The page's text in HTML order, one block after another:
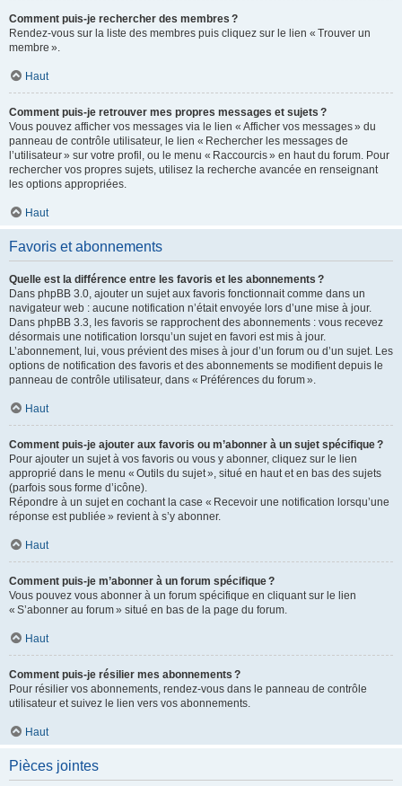
Comment puis-je rechercher des membres ?
Rendez-vous sur la liste des membres puis cliquez sur le lien « Trouver un
membre ».
Haut
Comment puis-je retrouver mes propres messages et sujets ?
Vous pouvez afficher vos messages via le lien « Afficher vos messages » du
panneau de contrôle utilisateur, le lien « Rechercher les messages de
l’utilisateur » sur votre profil, ou le menu « Raccourcis » en haut du forum. Pour
rechercher vos propres sujets, utilisez la recherche avancée en renseignant
les options appropriées.
Haut
Favoris et abonnements
Quelle est la différence entre les favoris et les abonnements ?
Dans phpBB 3.0, ajouter un sujet aux favoris fonctionnait comme dans un
navigateur web : aucune notification n’était envoyée lors d’une mise à jour.
Dans phpBB 3.3, les favoris se rapprochent des abonnements : vous recevez
désormais une notification lorsqu’un sujet en favori est mis à jour.
L’abonnement, lui, vous prévient des mises à jour d’un forum ou d’un sujet. Les
options de notification des favoris et des abonnements se modifient depuis le
panneau de contrôle utilisateur, dans « Préférences du forum ».
Haut
Comment puis-je ajouter aux favoris ou m’abonner à un sujet spécifique ?
Pour ajouter un sujet à vos favoris ou vous y abonner, cliquez sur le lien
approprié dans le menu « Outils du sujet », situé en haut et en bas des sujets
(parfois sous forme d’icône).
Répondre à un sujet en cochant la case « Recevoir une notification lorsqu’une
réponse est publiée » revient à s’y abonner.
Haut
Comment puis-je m’abonner à un forum spécifique ?
Vous pouvez vous abonner à un forum spécifique en cliquant sur le lien
« S’abonner au forum » situé en bas de la page du forum.
Haut
Comment puis-je résilier mes abonnements ?
Pour résilier vos abonnements, rendez-vous dans le panneau de contrôle
utilisateur et suivez le lien vers vos abonnements.
Haut
Pièces jointes